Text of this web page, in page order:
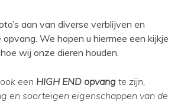
aan van diverse verblijven en
We hopen u hiermee een kijkje
wij onze dieren houden.
een HIGH END opvang te zijn,
en soorteigen eigenschappen van de